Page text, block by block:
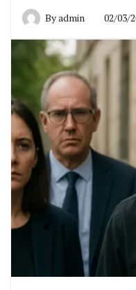
Byadmin 02/03/